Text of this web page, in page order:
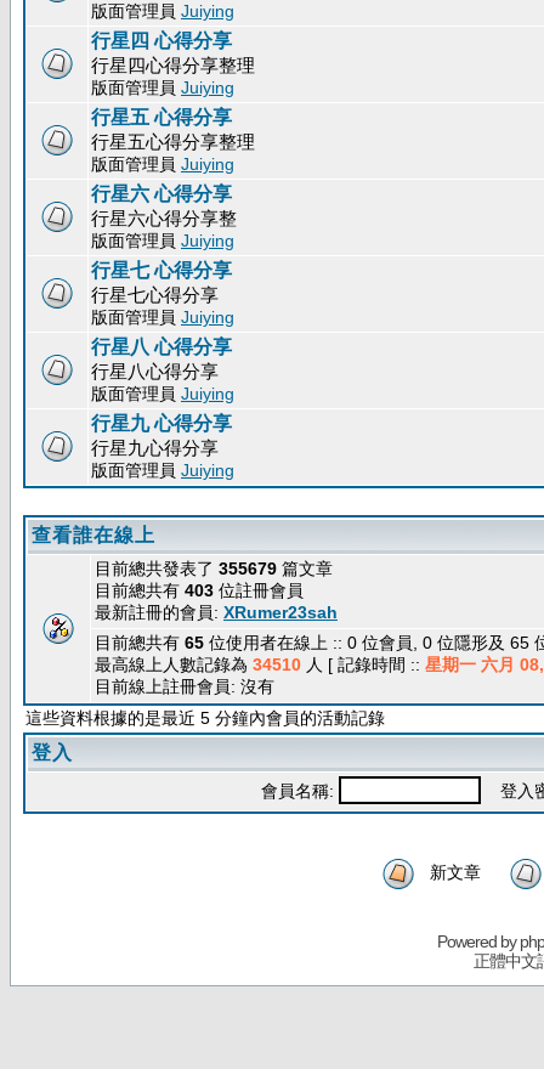
版面管理員 Juiying
行星四 心得分享
行星四心得分享整理
版面管理員 Juiying
行星五 心得分享
行星五心得分享整理
版面管理員 Juiying
行星六 心得分享
行星六心得分享整
版面管理員 Juiying
行星七 心得分享
行星七心得分享
版面管理員 Juiying
行星八 心得分享
行星八心得分享
版面管理員 Juiying
行星九 心得分享
行星九心得分享
版面管理員 Juiying
查看誰在線上
目前總共發表了 355679 篇文章
目前總共有 403 位註冊會員
最新註冊的會員: XRumer23sah
目前總共有 65 位使用者在線上 :: 0 位會員, 0 位隱形及
最高線上人數記錄為 34510 人 [ 記錄時間 :: 星期一 六月
目前線上註冊會員: 沒有
這些資料根據的是最近 5 分鐘內會員的活動記錄
登入
會員名稱: 登入
新文章
Powered by
正體中文